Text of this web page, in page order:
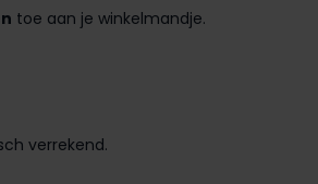
toe aan je winkelmandje.
verrekend.